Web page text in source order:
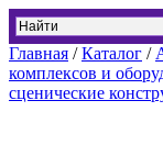
Главная /Каталог /
комплексов и
сценические